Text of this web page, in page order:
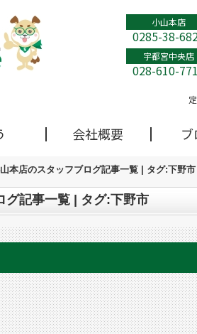
小山本店
0285-38-
宇都宮中央店
028-610-
会社概要
本店のスタッフブログ記事一覧 | タグ:下野市
記事一覧 | タグ:下野市